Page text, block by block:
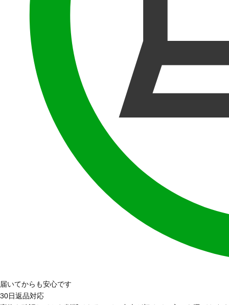
届いてからも安心です
30日返品対応